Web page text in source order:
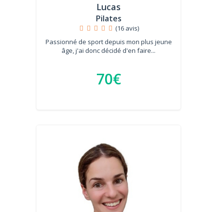
Lucas
Pilates
(16 avis)
Passionné de sport depuis mon plus jeune
âge, j'ai donc décidé d'en faire...
70€